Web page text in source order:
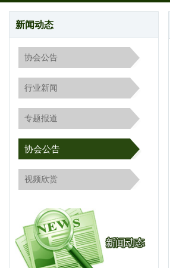
新闻动态
协会公告
行业新闻
专题报道
协会公告
视频欣赏